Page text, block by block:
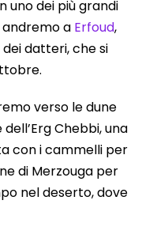
uno dei più grandi
a Erfoud,
datteri, che si
verso le dune
Chebbi, una
con i cammelli per
di Merzouga per
nel deserto, dove